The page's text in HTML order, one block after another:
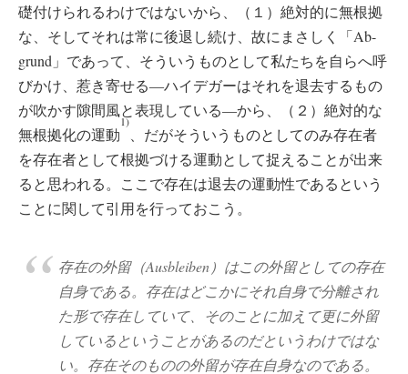
礎付けられるわけではないから、（１）絶対的に無根拠
な、そしてそれは常に後退し続け、故にまさしく「Ab-
grund」であって、そういうものとして私たちを自らへ呼
びかけ、惹き寄せる―ハイデガーはそれを退去するもの
が吹かす隙間風と表現している―から、（２）絶対的な
無根拠化の運動
1)
、だがそういうものとしてのみ存在者
を存在者として根拠づける運動として捉えることが出来
ると思われる。ここで存在は退去の運動性であるという
ことに関して引用を行っておこう。
存在の外留（Ausbleiben）はこの外留としての存在
自身である。存在はどこかにそれ自身で分離され
た形で存在していて、そのことに加えて更に外留
しているということがあるのだというわけではな
い。存在そのものの外留が存在自身なのである。